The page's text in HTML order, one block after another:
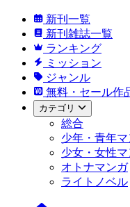
新刊一覧
新刊雑誌一覧
ランキング
ミッション
ジャンル
無料・セール作
カテゴリ
総合
少年・青年
少女・女性
オトナマンガ
ライトノベル